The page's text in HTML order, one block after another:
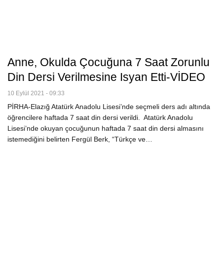
Anne, Okulda Çocuğuna 7 Saat Zorunlu
Din Dersi Verilmesine Isyan Etti-VİDEO
10 Eylül 2021 - 09:33
PİRHA-Elazığ Atatürk Anadolu Lisesi’nde seçmeli ders adı altında
öğrencilere haftada 7 saat din dersi verildi. Atatürk Anadolu
Lisesi’nde okuyan çocuğunun haftada 7 saat din dersi almasını
istemediğini belirten Fergül Berk, “Türkçe ve…